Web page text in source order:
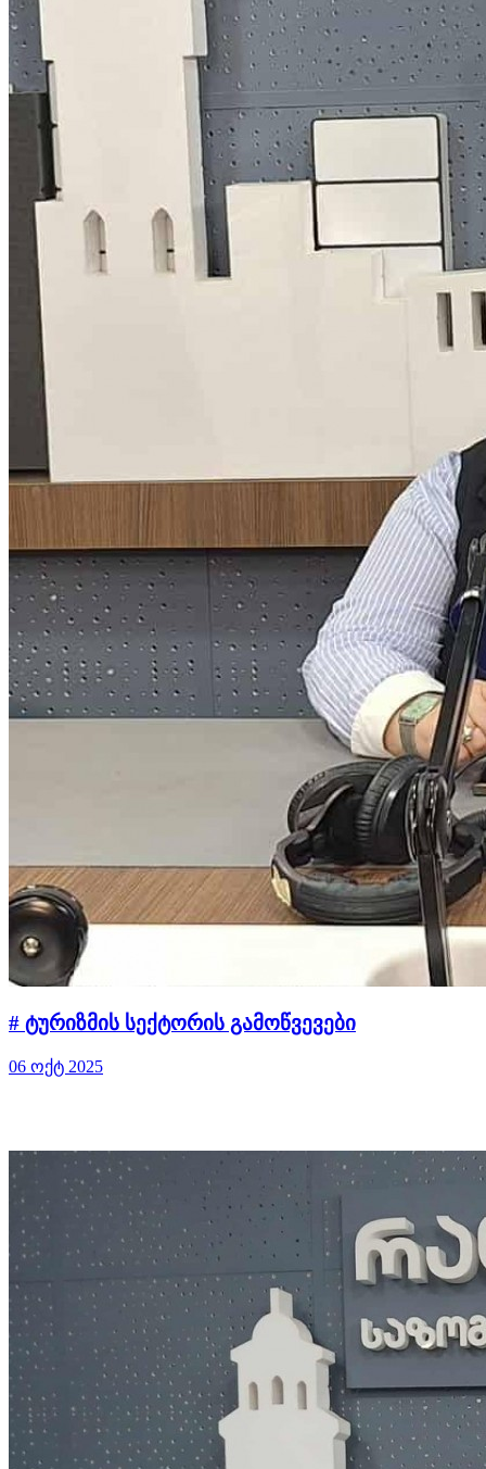
# ტურიზმის სექტორის გამოწვევები
06 ოქტ 2025